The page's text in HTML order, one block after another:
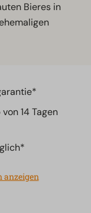
Bieres in
14 Tagen
anzeigen